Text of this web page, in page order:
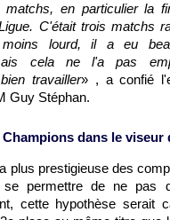
matchs, en particulier la
C'était trois matchs
lourd, il a eu
cela ne l'a pas
travailler» , a confié
Guy Stéphan.
dans le viseur
plus prestigieuse des
permettre de ne pas
cette hypothèse serait